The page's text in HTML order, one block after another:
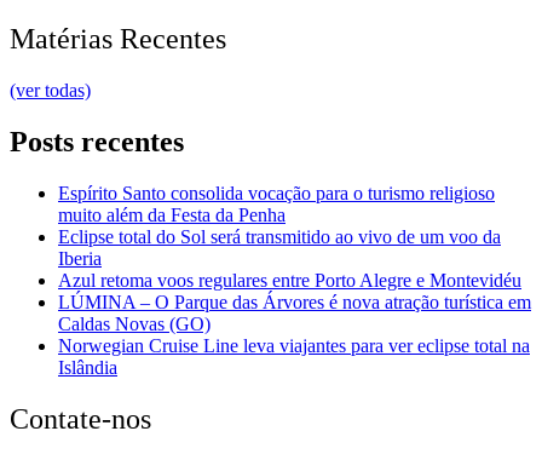
Matérias Recentes
(ver todas)
Posts recentes
Espírito Santo consolida vocação para o turismo religioso
muito além da Festa da Penha
Eclipse total do Sol será transmitido ao vivo de um voo da
Iberia
Azul retoma voos regulares entre Porto Alegre e Montevidéu
LÚMINA – O Parque das Árvores é nova atração turística em
Caldas Novas (GO)
Norwegian Cruise Line leva viajantes para ver eclipse total na
Islândia
Contate-nos